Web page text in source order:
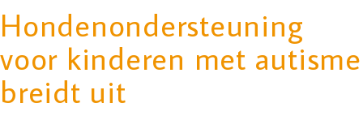
Hondenondersteuning
voor kinderen met autisme
breidt uit